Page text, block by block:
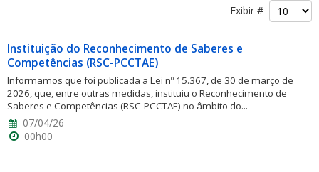
Exibir #
Instituição do Reconhecimento de Saberes e
Competências (RSC-PCCTAE)
Informamos que foi publicada a Lei nº 15.367, de 30 de março de
2026, que, entre outras medidas, instituiu o Reconhecimento de
Saberes e Competências (RSC-PCCTAE) no âmbito do...
07/04/26
00h00